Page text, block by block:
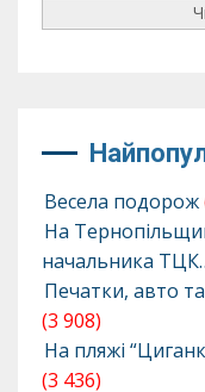
Весела подорож
На
начальника
Печатки, авто
(3 908)
На пляжі
(3 436)